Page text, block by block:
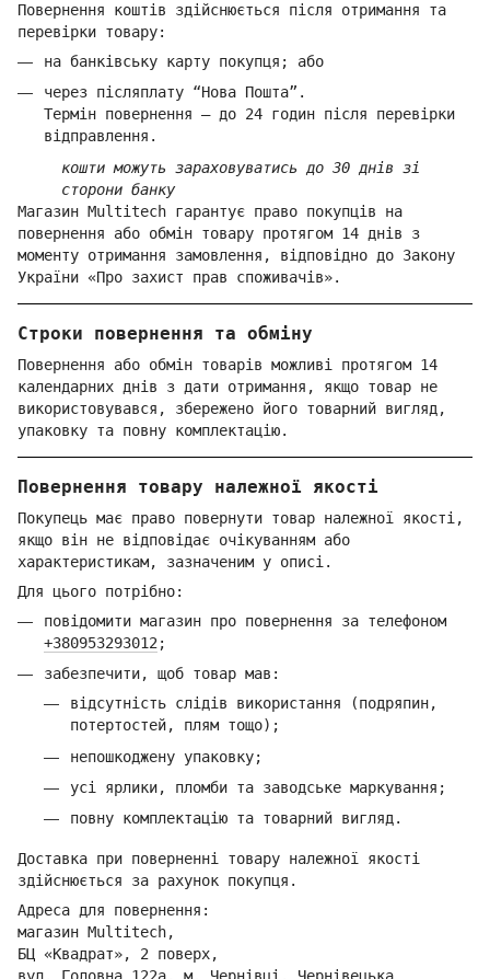
Повернення коштів здійснюється після отримання та
перевірки товару:
на банківську карту покупця; або
через післяплату “Нова Пошта”.
Термін повернення — до 24 годин після перевірки
відправлення.
кошти можуть зараховуватись до 30 днів зі
сторони банку
Магазин Multitech гарантує право покупців на
повернення або обмін товару протягом 14 днів з
моменту отримання замовлення, відповідно до Закону
України «Про захист прав споживачів».
Строки повернення та обміну
Повернення або обмін товарів можливі протягом 14
календарних днів з дати отримання, якщо товар не
використовувався, збережено його товарний вигляд,
упаковку та повну комплектацію.
Повернення товару належної якості
Покупець має право повернути товар належної якості,
якщо він не відповідає очікуванням або
характеристикам, зазначеним у описі.
Для цього потрібно:
повідомити магазин про повернення за телефоном
+380953293012 ;
забезпечити, щоб товар мав:
відсутність слідів використання (подряпин,
потертостей, плям тощо);
непошкоджену упаковку;
усі ярлики, пломби та заводське маркування;
повну комплектацію та товарний вигляд.
Доставка при поверненні товару належної якості
здійснюється за рахунок покупця.
Адреса для повернення:
магазин Multitech,
БЦ «Квадрат», 2 поверх,